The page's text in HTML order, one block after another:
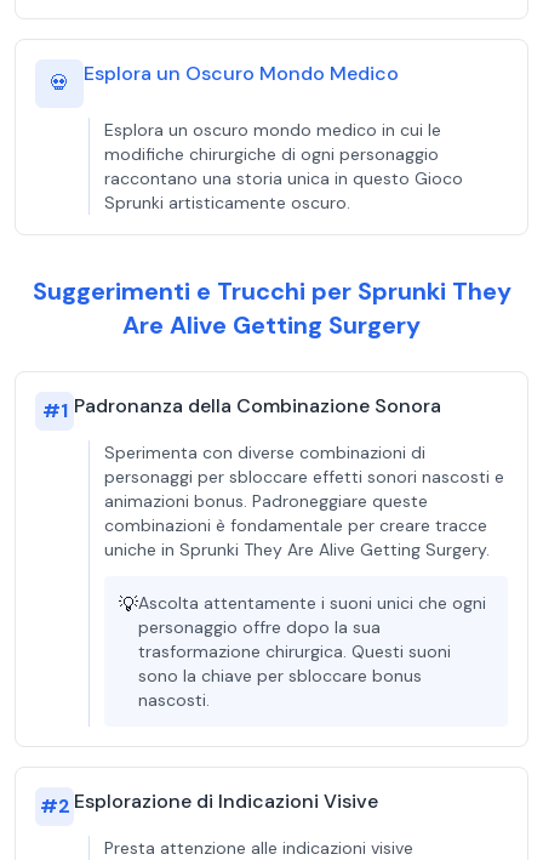
💀 Esplora un Oscuro Mondo Medico
Esplora un oscuro mondo medico in cui le
modifiche chirurgiche di ogni personaggio
raccontano una storia unica in questo Gioco
Sprunki artisticamente oscuro.
Suggerimenti e Trucchi per Sprunki They
Are Alive Getting Surgery
#1 Padronanza della Combinazione Sonora
Sperimenta con diverse combinazioni di
personaggi per sbloccare effetti sonori nascosti e
animazioni bonus. Padroneggiare queste
combinazioni è fondamentale per creare tracce
uniche in Sprunki They Are Alive Getting Surgery.
💡Ascolta attentamente i suoni unici che ogni
personaggio offre dopo la sua
trasformazione chirurgica. Questi suoni
sono la chiave per sbloccare bonus
nascosti.
#2 Esplorazione di Indicazioni Visive
Presta attenzione alle indicazioni visive